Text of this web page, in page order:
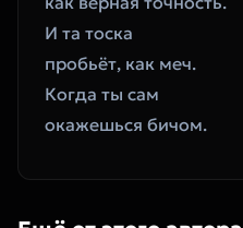
И та тоска
пробьёт, как меч.
Когда ты сам
окажешься бичом.